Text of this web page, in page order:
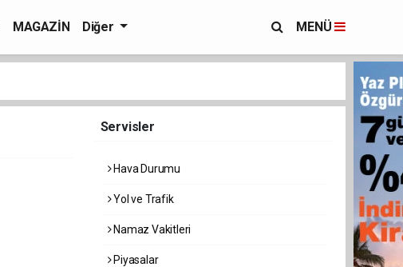
MAGAZİN Diğer MENÜ
Servisler
Hava Durumu
Yol ve Trafik
Namaz Vakitleri
Piyasalar